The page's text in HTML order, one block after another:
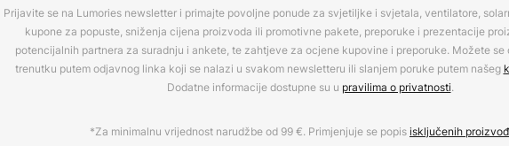
Prijavite se na Lumories newsletter i primajte povoljne ponude za svjetiljke i svjetala, ventilatore,
kupone za popuste, sniženja cijena proizvoda ili promotivne pakete, preporuke i prezentacije
potencijalnih partnera za suradnju i ankete, te zahtjeve za ocjene kupovine i preporuke. Možete se
trenutku putem odjavnog linka koji se nalazi u svakom newsletteru ili slanjem poruke putem našeg
Dodatne informacije dostupne su u pravilima o privatnosti.
*Za minimalnu vrijednost narudžbe od 99 €. Primjenjuje se popisisključenih